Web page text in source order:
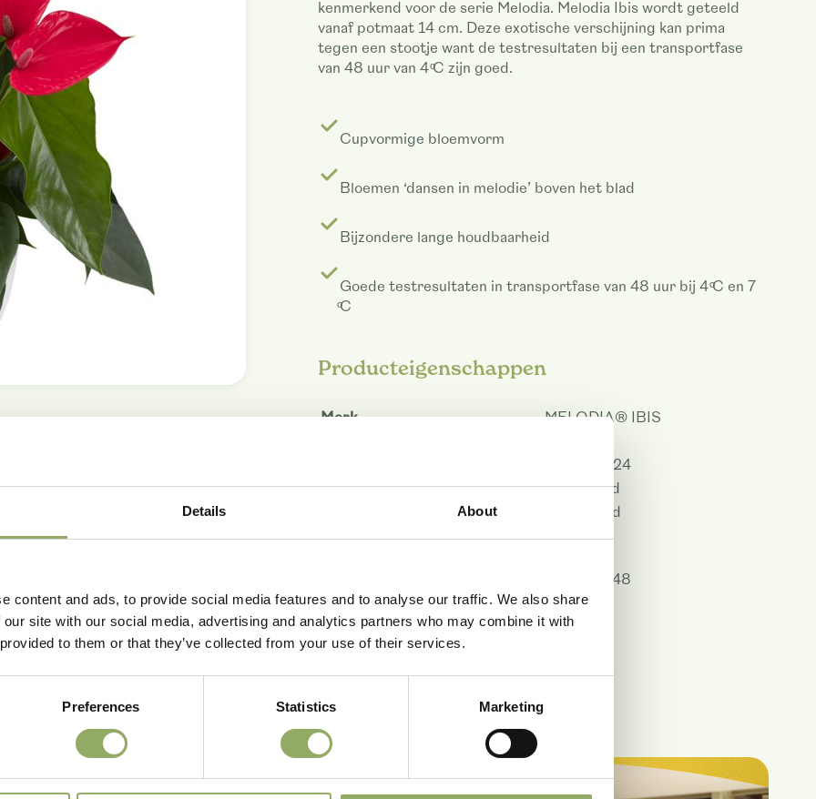
Details About
content and ads, to provide social media features and to analyse our traffic. We also share
site with our social media, advertising and analytics partners who may combine it with
to them or that they’ve collected from your use of their services.
Preferences Statistics Marketing
kenmerkend voor de serie Melodia. Melodia Ibis wordt geteeld
vanaf potmaat 14 cm. Deze exotische verschijning kan prima
tegen een stootje want de testresultaten bij een transportfase
van 48 uur van 4 ͦC zijn goed.
Cupvormige bloemvorm
Bloemen ‘dansen in melodie’ boven het blad
Bijzondere lange houdbaarheid
Goede testresultaten in transportfase van 48 uur bij 4 ͦC en 7
ͦC
Producteigenschappen
Merk
MELODIA® IBIS
14, 17, 21, 24
Bloemmaat
Gemiddeld
Koudetolerantie 7ºC/ 48 uur
Uitstekend
Houdbaarheid op schaal 1 tot
8.8
AN2143048
Artikelcode
207736
VBN code
132021